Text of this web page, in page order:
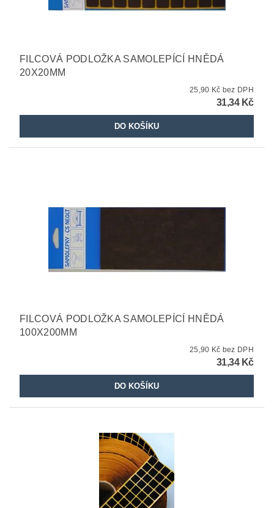
FILCOVÁ PODLOŽKA SAMOLEPÍCÍ HNĚDÁ
20X20MM
25,90 Kč bez DPH
31,34 Kč
FILCOVÁ PODLOŽKA SAMOLEPÍCÍ HNĚDÁ
100X200MM
25,90 Kč bez DPH
31,34 Kč